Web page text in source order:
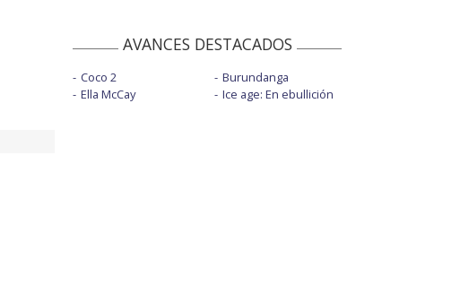
AVANCES DESTACADOS
Coco 2
Ella McCay
Burundanga
Ice age: En ebullición